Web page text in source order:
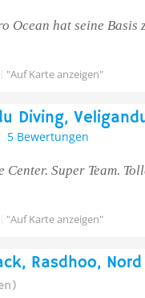
Ocean hat seine Basis
"Auf Karte anzeigen"
Diving,
5 Bewertungen
Center. Super Team.
"Auf Karte anzeigen"
Rasdhoo,